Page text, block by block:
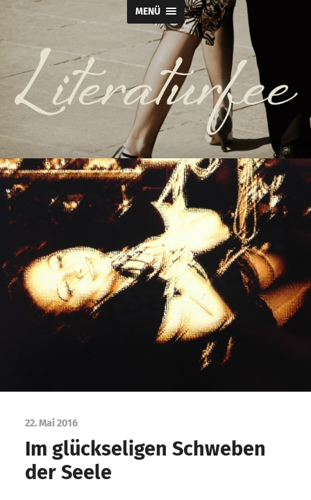
MENÜ
Literaturfee
22. Mai 2016
Im glückseligen Schweben
der Seele